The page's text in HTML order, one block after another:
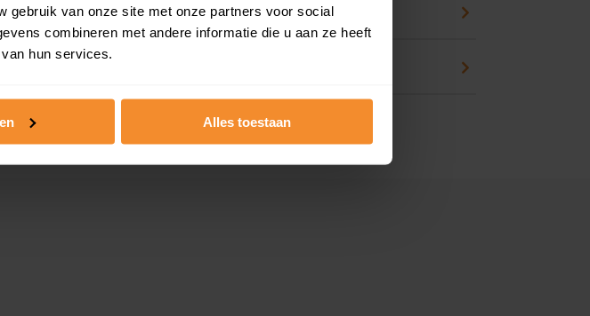
gebruik van onze site met onze partners voor social
combineren met andere informatie die u aan ze heeft
hun services.
Alles toestaan
Persoonlijk stappenplan huis kopen